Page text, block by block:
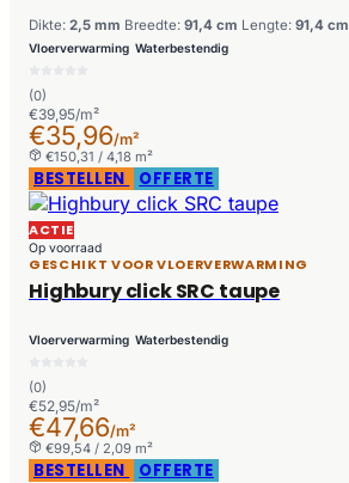
Dikte: 2,5 mm Breedte: 91,4 cm Lengte: 91,4 cm
Vloerverwarming Waterbestendig
(0)
€39,95/m²
€35,96/m²
€150,31 / 4,18 m²
BESTELLEN OFFERTE
ACTIE
Op voorraad
GESCHIKT VOOR VLOERVERWARMING
Highbury click SRC taupe
Vloerverwarming Waterbestendig
(0)
€52,95/m²
€47,66/m²
€99,54 / 2,09 m²
BESTELLEN OFFERTE